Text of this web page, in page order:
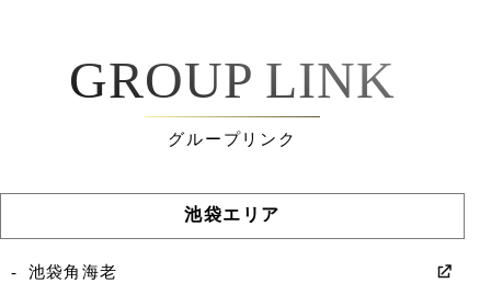
GROUP LINK
グループリンク
池袋エリア
池袋角海老